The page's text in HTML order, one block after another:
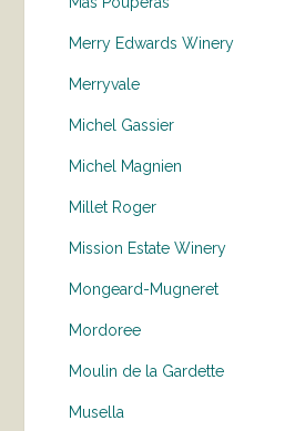
Merry Edwards Winery
Merryvale
Michel Gassier
Michel Magnien
Millet Roger
Mission Estate Winery
Mongeard-Mugneret
Mordoree
Moulin de la Gardette
Musella